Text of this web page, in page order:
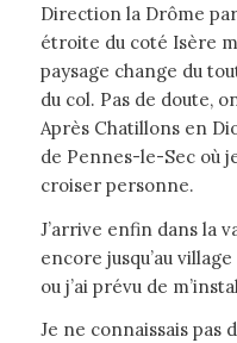
Direction la Drôme
étroite du coté Isère
paysage change du
du col. Pas de doute,
Après Chatillons en
de Pennes-le-Sec où
croiser personne.
J’arrive enfin dans la
encore jusqu’au
ou j’ai prévu de
Je ne connaissais pas